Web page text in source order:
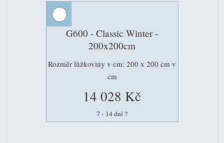
G600 - Classic Winter -
200x200cm
Rozměr lůžkoviny v cm: 200 x 200 cm v
cm
14 028 Kč
7 - 14 dní ?